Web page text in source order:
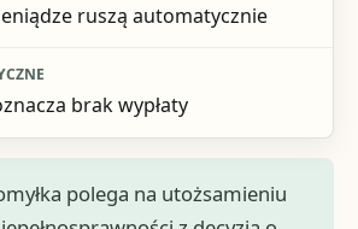
ruszą automatycznie
brak wypłaty
polega na utożsamieniu